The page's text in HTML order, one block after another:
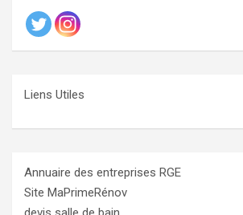
Liens Utiles
Annuaire des entreprises RGE
Site MaPrimeRénov